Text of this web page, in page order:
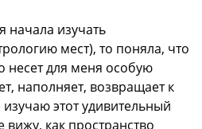
начала изучать
мест), то поняла, что
несет для меня особую
наполняет, возвращает к
этот удивительный
вижу, как пространство